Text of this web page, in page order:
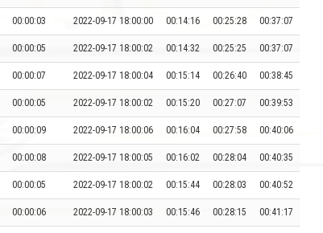
00:00:03 2022-09-17 18:00:00 00:14:16 00:25:28 00:37:07
00:00:05 2022-09-17 18:00:02 00:14:32 00:25:25 00:37:07
00:00:07 2022-09-17 18:00:04 00:15:14 00:26:40 00:38:45
00:00:05 2022-09-17 18:00:02 00:15:20 00:27:07 00:39:53
00:00:09 2022-09-17 18:00:06 00:16:04 00:27:58 00:40:06
00:00:08 2022-09-17 18:00:05 00:16:02 00:28:04 00:40:35
00:00:05 2022-09-17 18:00:02 00:15:44 00:28:03 00:40:52
00:00:06 2022-09-17 18:00:03 00:15:46 00:28:15 00:41:17